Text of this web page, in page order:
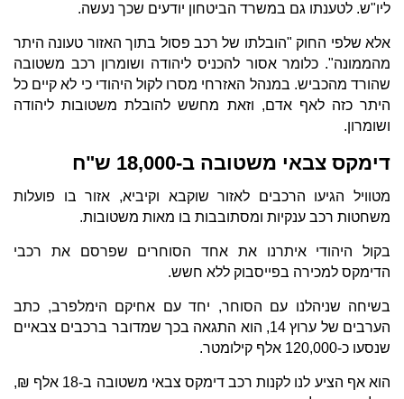
ליו"ש. לטענתו גם במשרד הביטחון יודעים שכך נעשה.
אלא שלפי החוק "הובלתו של רכב פסול בתוך האזור טעונה היתר
מהממונה". כלומר אסור להכניס ליהודה ושומרון רכב משטובה
שהורד מהכביש. במנהל האזרחי מסרו לקול היהודי כי לא קיים כל
היתר כזה לאף אדם, וזאת מחשש להובלת משטובות ליהודה
ושומרון.
דימקס צבאי משטובה ב-18,000 ש"ח
מטוויל הגיעו הרכבים לאזור שוקבא וקיביא, אזור בו פועלות
משחטות רכב ענקיות ומסתובבות בו מאות משטובות.
בקול היהודי איתרנו את אחד הסוחרים שפרסם את רכבי
הדימקס למכירה בפייסבוק ללא חשש.
בשיחה שניהלנו עם הסוחר, יחד עם אחיקם הימלפרב, כתב
הערבים של ערוץ 14, הוא התגאה בכך שמדובר ברכבים צבאיים
שנסעו כ-120,000 אלף קילומטר.
הוא אף הציע לנו לקנות רכב דימקס צבאי משטובה ב-18 אלף ₪,